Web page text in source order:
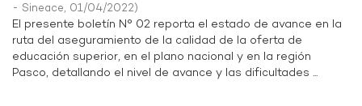
- Sineace, 01/04/2022)
El presente boletín N° 02 reporta el estado de avance en la
ruta del aseguramiento de la calidad de la oferta de
educación superior, en el plano nacional y en la región
Pasco, detallando el nivel de avance y las dificultades ...